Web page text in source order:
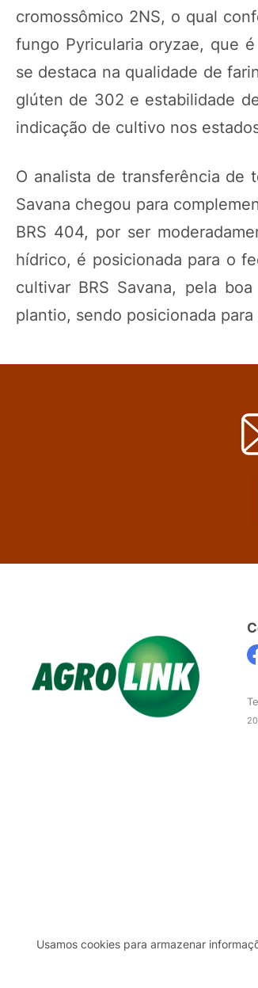
cromossômico 2NS, o qual
fungo Pyricularia oryzae, que
se destaca na qualidade de
glúten de 302 e estabilidade
indicação de cultivo nos
O analista de transferência de
Savana chegou para
BRS 404, por ser
hídrico, é posicionada para o
cultivar BRS Savana, pela
plantio, sendo posicionada
Usamos cookies para armazenar